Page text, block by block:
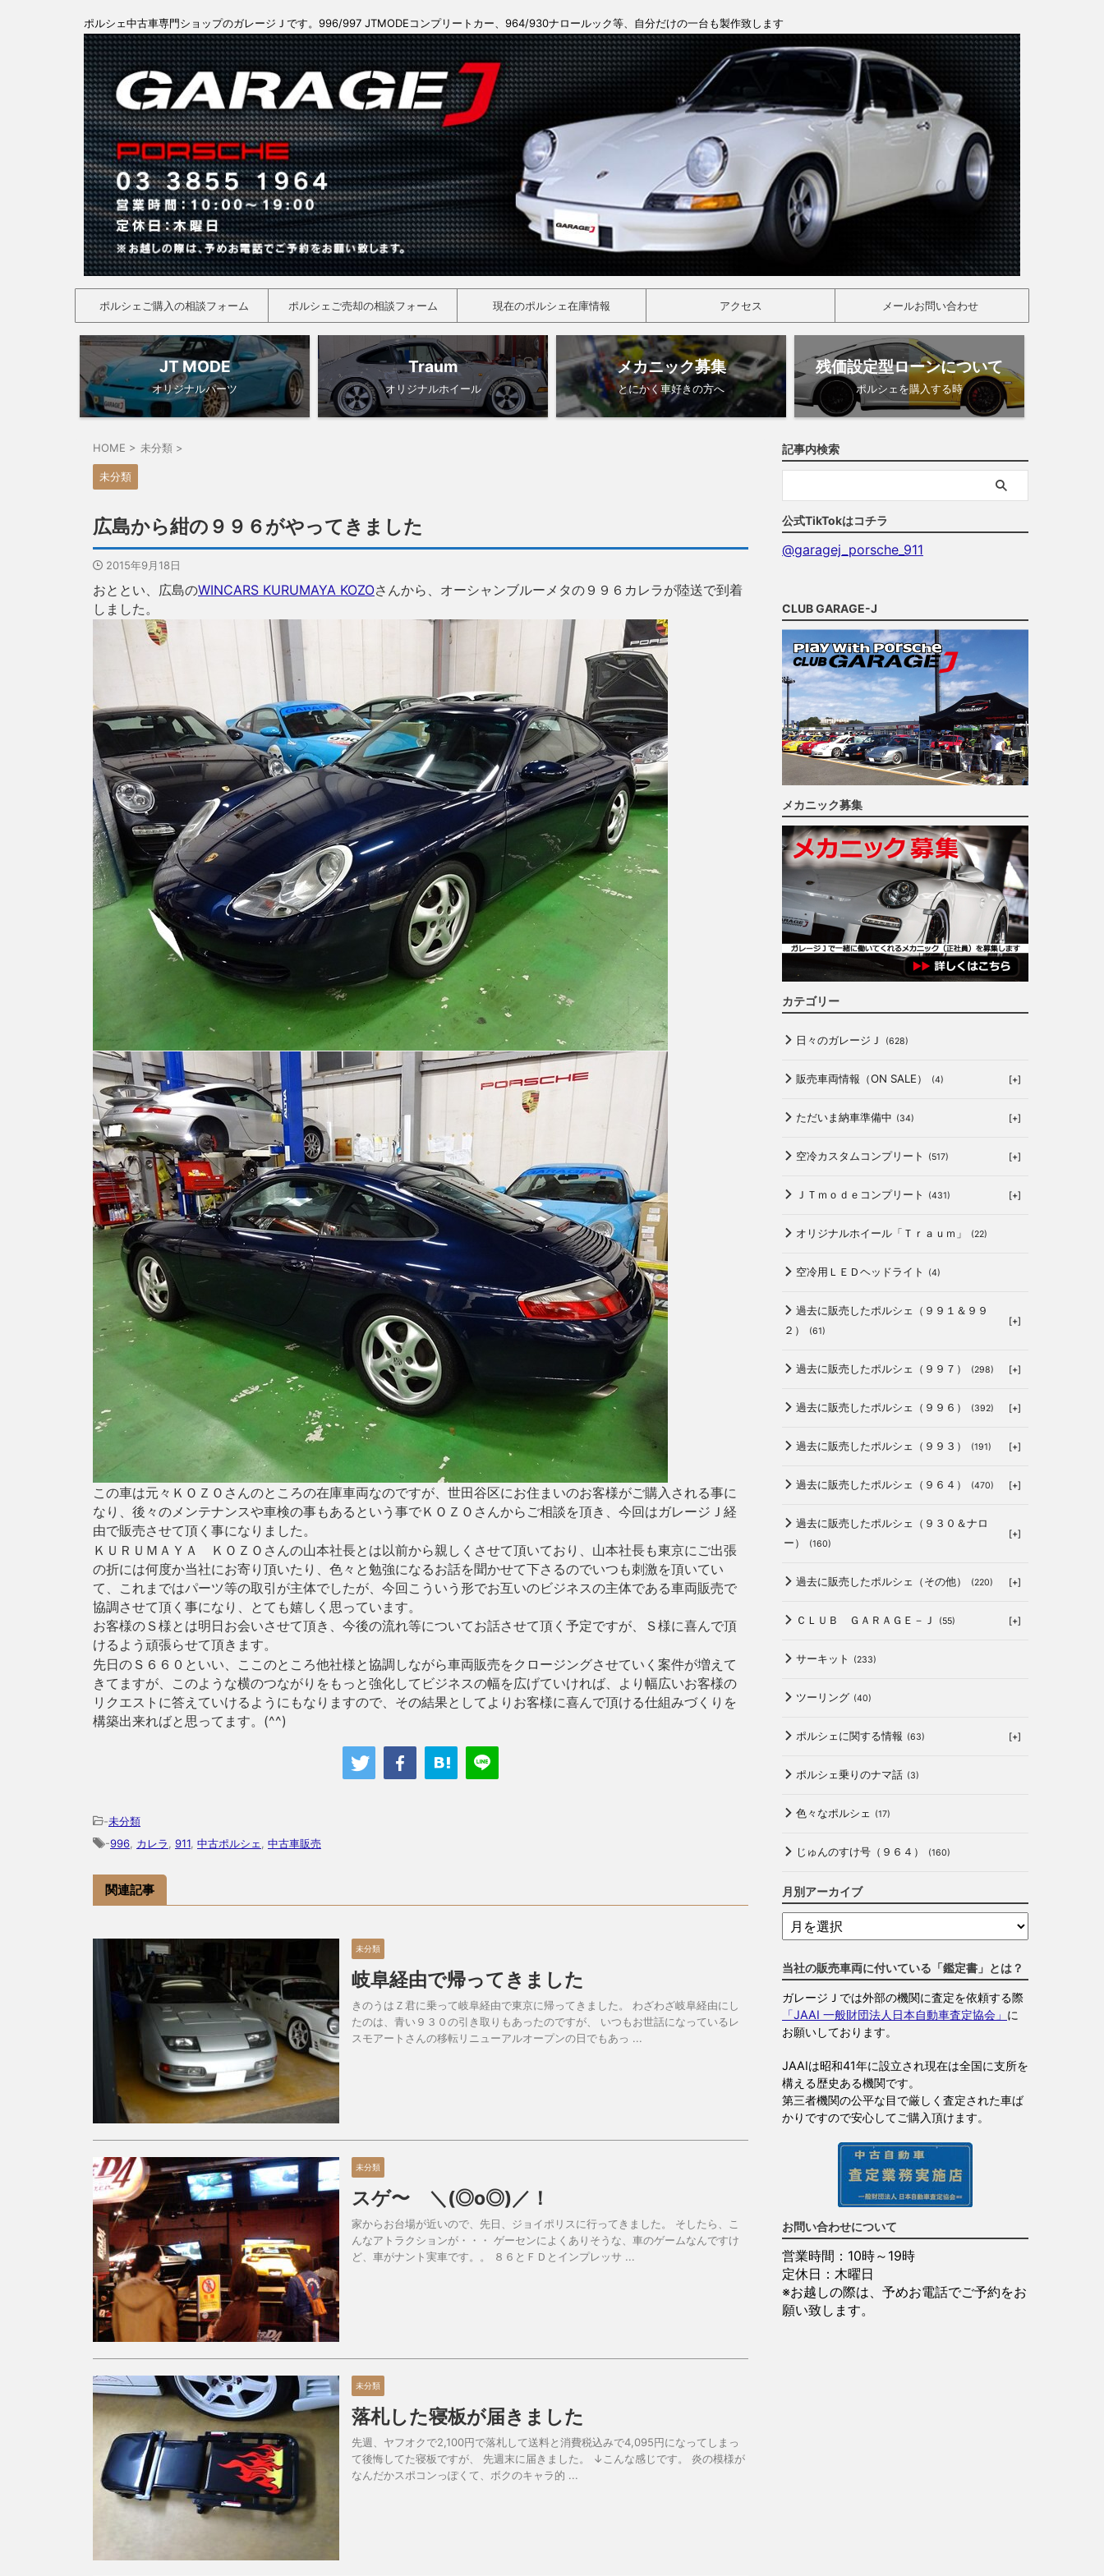
ポルシェ中古車専門ショップのガレージＪです。996/997 JTMODEコンプリートカー、964/930ナロールック等、自分だけの一台も製作致します
ポルシェご購入の相談フォーム ポルシェご売却の相談フォーム 現在のポルシェ在庫情報 アクセス メールお問い合わせ
JT MODE
オリジナルパーツ
Traum
オリジナルホイール
メカニック募集
とにかく車好きの方へ
残価設定型ローンについて
ポルシェを購入する時
HOME > 未分類 >
未分類
広島から紺の９９６がやってきました
2015年9月18日
おととい、広島のWINCARS KURUMAYA KOZOさんから、オーシャンブルーメタの９９６カレラが陸送で到着
しました。
この車は元々ＫＯＺＯさんのところの在庫車両なのですが、世田谷区にお住まいのお客様がご購入される事に
なり、後々のメンテナンスや車検の事もあるという事でＫＯＺＯさんからご相談を頂き、今回はガレージＪ経
由で販売させて頂く事になりました。
ＫＵＲＵＭＡＹＡ ＫＯＺＯさんの山本社長とは以前から親しくさせて頂いており、山本社長も東京にご出張
の折には何度か当社にお寄り頂いたり、色々と勉強になるお話を聞かせて下さるのでいつも刺激を頂いてい
て、これまではパーツ等の取引が主体でしたが、今回こういう形でお互いのビジネスの主体である車両販売で
協調させて頂く事になり、とても嬉しく思っています。
お客様のＳ様とは明日お会いさせて頂き、今後の流れ等についてお話させて頂く予定ですが、Ｓ様に喜んで頂
けるよう頑張らせて頂きます。
先日のＳ６６０といい、ここのところ他社様と協調しながら車両販売をクロージングさせていく案件が増えて
きてますが、このような横のつながりをもっと強化してビジネスの幅を広げていければ、より幅広いお客様の
リクエストに答えていけるようにもなりますので、その結果としてよりお客様に喜んで頂ける仕組みづくりを
構築出来ればと思ってます。(^^)
-未分類
-996, カレラ, 911, 中古ポルシェ, 中古車販売
関連記事
未分類
岐阜経由で帰ってきました
きのうはＺ君に乗って岐阜経由で東京に帰ってきました。 わざわざ岐阜経由にし
たのは、青い９３０の引き取りもあったのですが、 いつもお世話になっているレ
スモアートさんの移転リニューアルオープンの日でもあっ ...
未分類
スゲ〜 ＼(◎o◎)／！
家からお台場が近いので、先日、ジョイポリスに行ってきました。 そしたら、こ
んなアトラクションが・・・ ゲーセンによくありそうな、車のゲームなんですけ
ど、車がナント実車です。。 ８６とＦＤとインプレッサ ...
未分類
落札した寝板が届きました
先週、ヤフオクで2,100円で落札して送料と消費税込みで4,095円になってしまっ
て後悔してた寝板ですが、 先週末に届きました。 ↓こんな感じです。 炎の模様が
なんだかスポコンっぽくて、ボクのキャラ的 ...
記事内検索
公式TikTokはコチラ
@garagej_porsche_911
CLUB GARAGE-J
メカニック募集
カテゴリー
日々のガレージＪ (628)
販売車両情報（ON SALE） (4) [+]
ただいま納車準備中 (34) [+]
空冷カスタムコンプリート (517) [+]
ＪＴｍｏｄｅコンプリート (431) [+]
オリジナルホイール「Ｔｒａｕｍ」 (22)
空冷用ＬＥＤヘッドライト (4)
過去に販売したポルシェ（９９１＆９９
２）
(61)
[+]
過去に販売したポルシェ（９９７） (298) [+]
過去に販売したポルシェ（９９６） (392) [+]
過去に販売したポルシェ（９９３） (191) [+]
過去に販売したポルシェ（９６４） (470) [+]
過去に販売したポルシェ（９３０＆ナロ
ー）
(160)
[+]
過去に販売したポルシェ（その他） (220) [+]
ＣＬＵＢ ＧＡＲＡＧＥ－Ｊ (55) [+]
サーキット (233)
ツーリング (40)
ポルシェに関する情報 (63) [+]
ポルシェ乗りのナマ話 (3)
色々なポルシェ (17)
じゅんのすけ号（９６４） (160)
月別アーカイブ
当社の販売車両に付いている「鑑定書」とは？
ガレージＪでは外部の機関に査定を依頼する際
「JAAI 一般財団法人日本自動車査定協会」 に
お願いしております。
JAAIは昭和41年に設立され現在は全国に支所を
構える歴史ある機関です。
第三者機関の公平な目で厳しく査定された車ば
かりですので安心してご購入頂けます。
お問い合わせについて
営業時間：10時～19時
定休日：木曜日
※お越しの際は、予めお電話でご予約をお
願い致します。